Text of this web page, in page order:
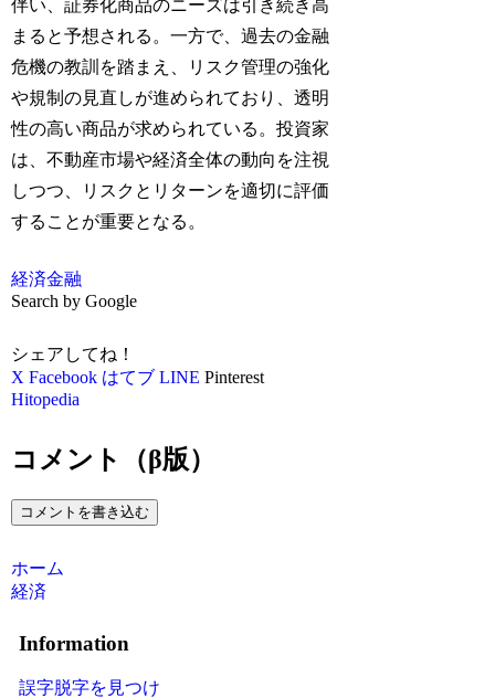
伴い、証券化商品のニーズは引き続き高
まると予想される。一方で、過去の金融
危機の教訓を踏まえ、リスク管理の強化
や規制の見直しが進められており、透明
性の高い商品が求められている。投資家
は、不動産市場や経済全体の動向を注視
しつつ、リスクとリターンを適切に評価
することが重要となる。
経済金融
Search by Google
シェアしてね！
X Facebook はてブ LINE Pinterest
Hitopedia
コメント（β版）
コメントを書き込む
ホーム
経済
Information
誤字脱字を見つけ